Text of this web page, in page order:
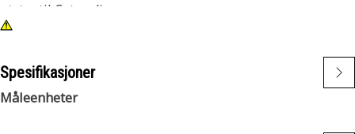
utstyr til Cat-radioer.
• Flerpolet kontakt for tilkobling til radioen
• Støvhette for å beskytte porten når den ikke er i bruk
Spesifikasjoner
Måleenheter